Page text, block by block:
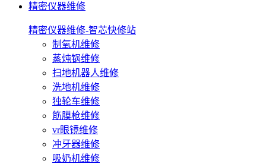
精密仪器维修
精密仪器维修-智芯快修站
制氧机维修
蒸炖锅维修
扫地机器人维修
洗地机维修
独轮车维修
筋膜枪维修
vr眼镜维修
冲牙器维修
吸奶机维修